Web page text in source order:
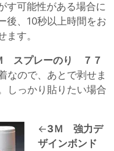
す可能性がある場合に
後、10秒以上時間をお
ます。
スプレーのり ７７
なので、あとで剥せま
しっかり貼りたい場合
←3Ｍ 強力デ
ザインボンド